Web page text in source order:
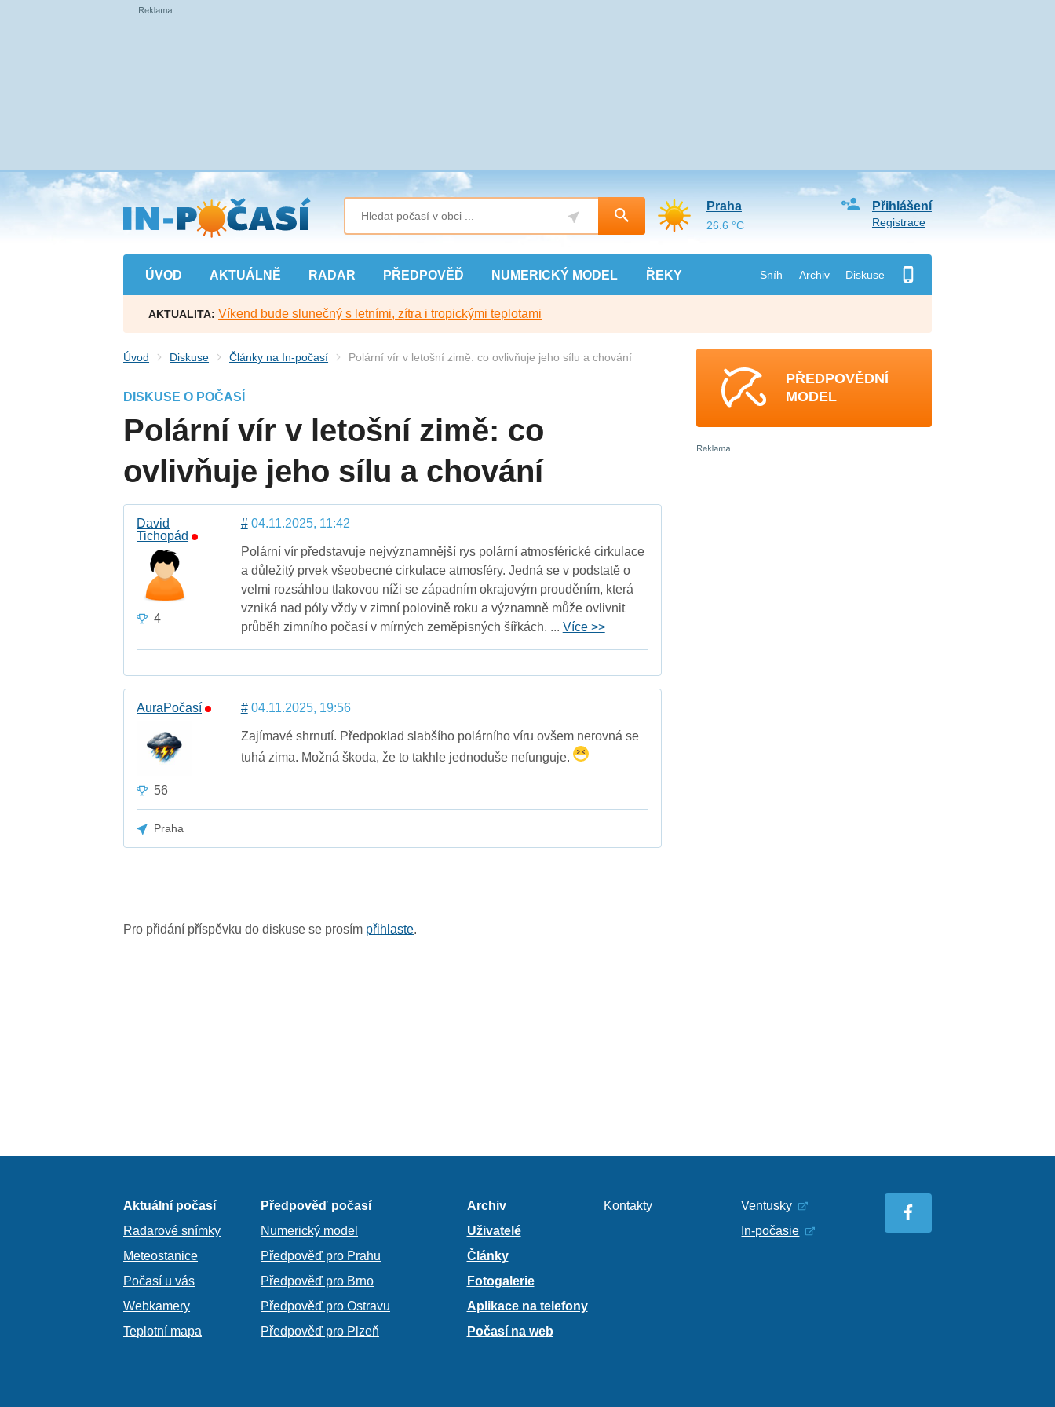
Přejít
na
hlavní
obsah
ÚVOD AKTUÁLNĚ RADAR PŘEDPOVĚĎ NUMERICKÝ MODEL ŘEKY Sníh Archiv Diskuse
Přihlášení
Registrace
Praha
26.6 °C
AKTUALITA: Víkend bude slunečný s letními, zítra i tropickými teplotami
Úvod Diskuse Články na In-počasí Polární vír v letošní zimě: co ovlivňuje jeho sílu a chování
DISKUSE O POČASÍ
Polární vír v letošní zimě: co
ovlivňuje jeho sílu a chování
David
Tichopád
4
#04.11.2025, 11:42
Polární vír představuje nejvýznamnější rys polární atmosférické cirkulace
a důležitý prvek všeobecné cirkulace atmosféry. Jedná se v podstatě o
velmi rozsáhlou tlakovou níži se západním okrajovým prouděním, která
vzniká nad póly vždy v zimní polovině roku a významně může ovlivnit
průběh zimního počasí v mírných zeměpisných šířkách. ... Více >>
AuraPočasí
56
#04.11.2025, 19:56
Zajímavé shrnutí. Předpoklad slabšího polárního víru ovšem nerovná se
tuhá zima. Možná škoda, že to takhle jednoduše nefunguje.
Praha
Pro přidání příspěvku do diskuse se prosím přihlaste.
PŘEDPOVĚDNÍ
MODEL
Aktuální počasí
Radarové snímky
Meteostanice
Počasí u vás
Webkamery
Teplotní mapa
Předpověď počasí
Numerický model
Předpověď pro Prahu
Předpověď pro Brno
Předpověď pro Ostravu
Předpověď pro Plzeň
Archiv
Uživatelé
Články
Fotogalerie
Aplikace na telefony
Počasí na web
Kontakty
Ventusky
In-počasie